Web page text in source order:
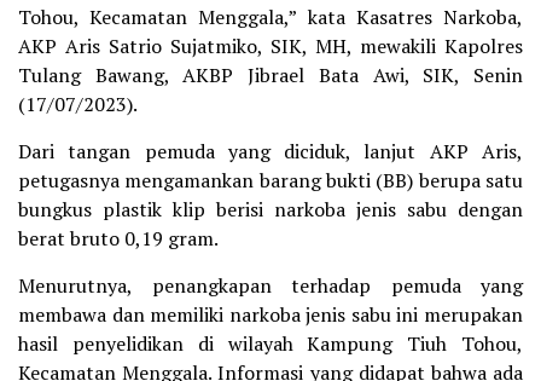
Tohou, Kecamatan Menggala,” kata Kasatres Narkoba,
AKP Aris Satrio Sujatmiko, SIK, MH, mewakili Kapolres
Tulang Bawang, AKBP Jibrael Bata Awi, SIK, Senin
(17/07/2023).
Dari tangan pemuda yang diciduk, lanjut AKP Aris,
petugasnya mengamankan barang bukti (BB) berupa satu
bungkus plastik klip berisi narkoba jenis sabu dengan
berat bruto 0,19 gram.
Menurutnya, penangkapan terhadap pemuda yang
membawa dan memiliki narkoba jenis sabu ini merupakan
hasil penyelidikan di wilayah Kampung Tiuh Tohou,
Kecamatan Menggala. Informasi yang didapat bahwa ada